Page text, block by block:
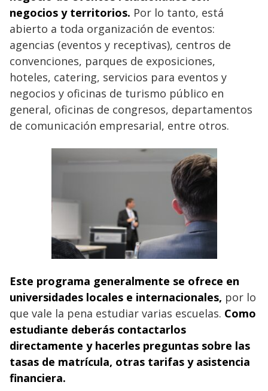
negocios y territorios. Por lo tanto, está
abierto a toda organización de eventos:
agencias (eventos y receptivas), centros de
convenciones, parques de exposiciones,
hoteles, catering, servicios para eventos y
negocios y oficinas de turismo público en
general, oficinas de congresos, departamentos
de comunicación empresarial, entre otros.
Este programa generalmente se ofrece en
universidades locales e internacionales, por lo
que vale la pena estudiar varias escuelas. Como
estudiante deberás contactarlos
directamente y hacerles preguntas sobre las
tasas de matrícula, otras tarifas y asistencia
financiera.